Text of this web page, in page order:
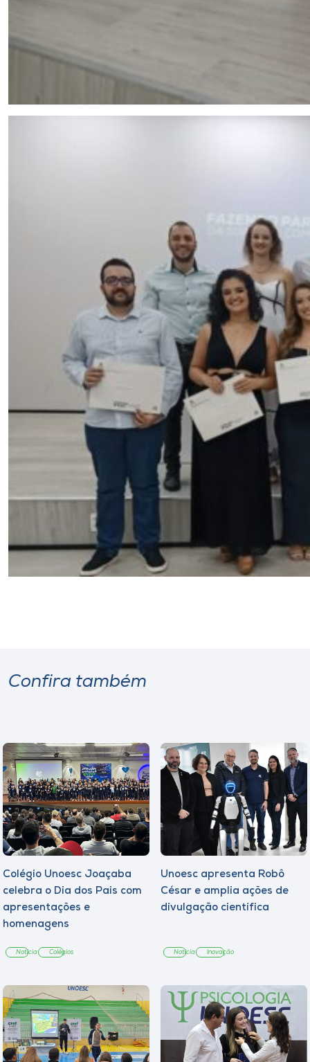
Confira também
Colégio Unoesc Joaçaba
celebra o Dia dos Pais com
apresentações e
homenagens
Notícia Colégios
Unoesc apresenta Robô
César e amplia ações de
divulgação científica
Notícia Inovação